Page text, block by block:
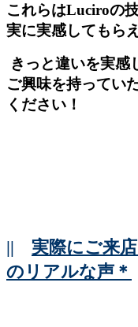
これらはLuciroの
実に実感してもら
きっと違いを実感
ご興味を持ってい
ください！
|| 実際にご来
のリアルな声＊